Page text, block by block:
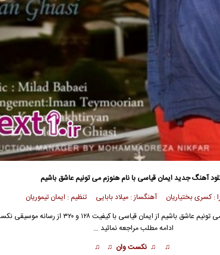
آهنگ جدیدایمان قیاسی با نام هنوزم می تونیم عاشق باشیم
: کسری بختیاریان آهنگساز : میلاد بابایی تنظیم : ایمان تیموریان
تونیم عاشق باشیم از ایمان قیاسی
با کیفیت ۱۲۸ و ۳۲۰ از رسانه
ادامه مطلب مراجعه نمائید …
♫ ♫ نکست وان ♫ ♫